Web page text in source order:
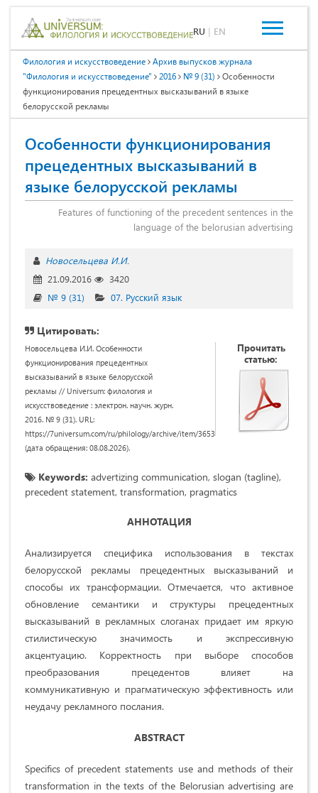
RU | EN
Филология и искусствоведение
Архив выпусков журнала
"Филология и искусствоведение"
2016 № 9 (31)
Особенности
функционирования прецедентных высказываний в языке
белорусской рекламы
Особенности функционирования
прецедентных высказываний в
языке белорусской рекламы
Features of functioning of the precedent sentences in the
language of the belorusian advertising
Новосельцева И.И.
21.09.2016
3420
№ 9 (31)
07. Русский язык
Цитировать:
Новосельцева И.И. Особенности
функционирования прецедентных
высказываний в языке белорусской
рекламы // Universum: филология и
искусствоведение : электрон. научн. журн.
2016. № 9 (31). URL:
https://7universum.com/ru/philology/archive/item/3653
(дата обращения: 08.08.2026).
Прочитать
статью:
Keywords: advertizing communication, slogan (tagline),
precedent statement, transformation, pragmatics
АННОТАЦИЯ
Анализируется специфика использования в текстах
белорусской рекламы прецедентных высказываний и
способы их трансформации. Отмечается, что активное
обновление семантики и структуры прецедентных
высказываний в рекламных слоганах придает им яркую
стилистическую значимость и экспрессивную
акцентуацию. Корректность при выборе способов
преобразования прецедентов влияет на
коммуникативную и прагматическую эффективность или
неудачу рекламного послания.
ABSTRACT
Specifics of precedent statements use and methods of their
transformation in the texts of the Belorusian advertising are